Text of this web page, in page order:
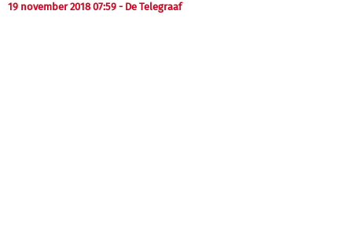
19 november 2018 07:59 - De Telegraaf